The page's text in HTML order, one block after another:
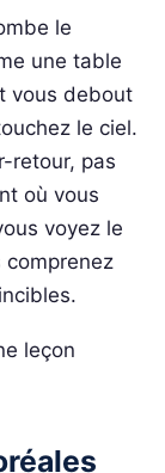
le
une table
vous debout
le ciel.
retour, pas
où vous
voyez le
comprenez
leçon